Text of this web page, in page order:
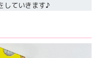
していきます♪